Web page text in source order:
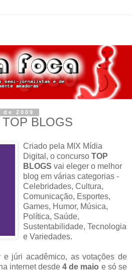
2009
BLOGS
Criado pela MIX Mídia
Digital, o concurso TOP
BLOGS vai eleger o melhor
blog em várias categorias -
Celebridades, Cultura,
Comunicação, Esportes,
Games, Humor, Música,
Política, Saúde,
Sustentabilidade, Tecnologia
e Variedades.
e júri acadêmico, as votações de
internet desde4 de maio e só se